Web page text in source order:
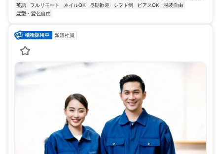
英語
フルリモート ネイルOK 長期歓迎 シフト制 ピアスOK
服装自由
髪型・髪色自由
派遣社員